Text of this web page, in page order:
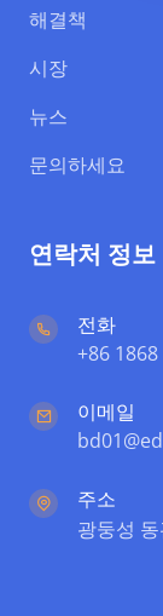
해결책
시장
뉴스
문의하세요
연락처 정보
전화
+86
이메일
주소
광둥성